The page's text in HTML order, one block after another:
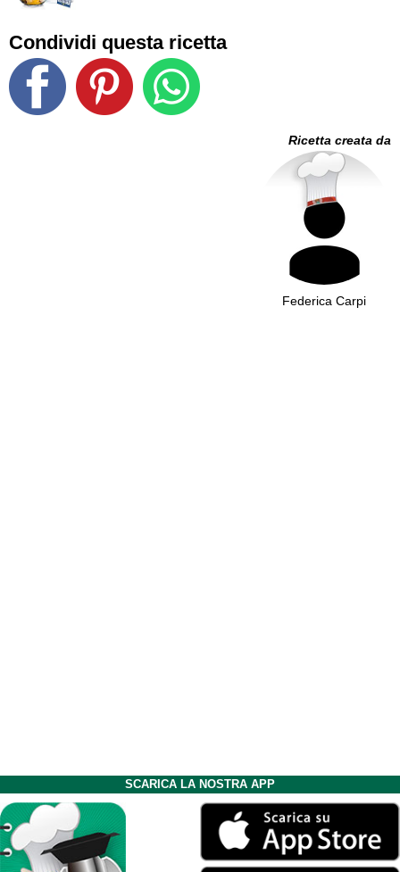
Condividi questa ricetta
Ricetta creata da
Federica Carpi
SCARICA LA NOSTRA APP